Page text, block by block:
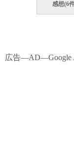
感想(6
広告―AD―Google